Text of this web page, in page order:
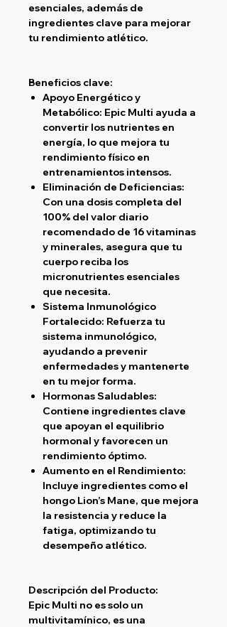
esenciales, además de
ingredientes clave para mejorar
tu rendimiento atlético.
Beneficios clave:
Apoyo Energético y
Metabólico: Epic Multi ayuda a
convertir los nutrientes en
energía, lo que mejora tu
rendimiento físico en
entrenamientos intensos.
Eliminación de Deficiencias:
Con una dosis completa del
100% del valor diario
recomendado de 16 vitaminas
y minerales, asegura que tu
cuerpo reciba los
micronutrientes esenciales
que necesita.
Sistema Inmunológico
Fortalecido: Refuerza tu
sistema inmunológico,
ayudando a prevenir
enfermedades y mantenerte
en tu mejor forma.
Hormonas Saludables:
Contiene ingredientes clave
que apoyan el equilibrio
hormonal y favorecen un
rendimiento óptimo.
Aumento en el Rendimiento:
Incluye ingredientes como el
hongo Lion’s Mane, que mejora
la resistencia y reduce la
fatiga, optimizando tu
desempeño atlético.
Descripción del Producto:
Epic Multi no es solo un
multivitamínico, es una